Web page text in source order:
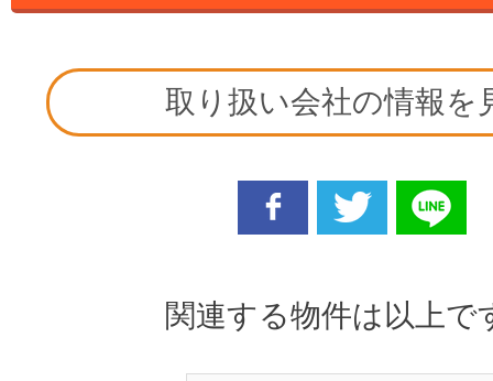
取り扱い会社の情報を
関連する物件は以上で